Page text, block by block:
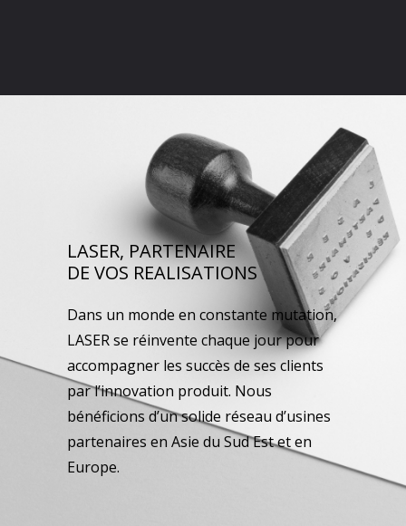
LASER, PARTENAIRE
DE VOS REALISATIONS
Dans un monde en constante mutation,
LASER se réinvente chaque jour pour
accompagner les succès de ses clients
par l’innovation produit. Nous
bénéficions d’un solide réseau d’usines
partenaires en Asie du Sud Est et en
Europe.